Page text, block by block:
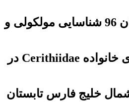
جزیره قشم زمستان 96 شناسایی مولکولی و
موفولوژیک گونه‌های خانواده Cerithiidae در
خلیج فارس تابستان